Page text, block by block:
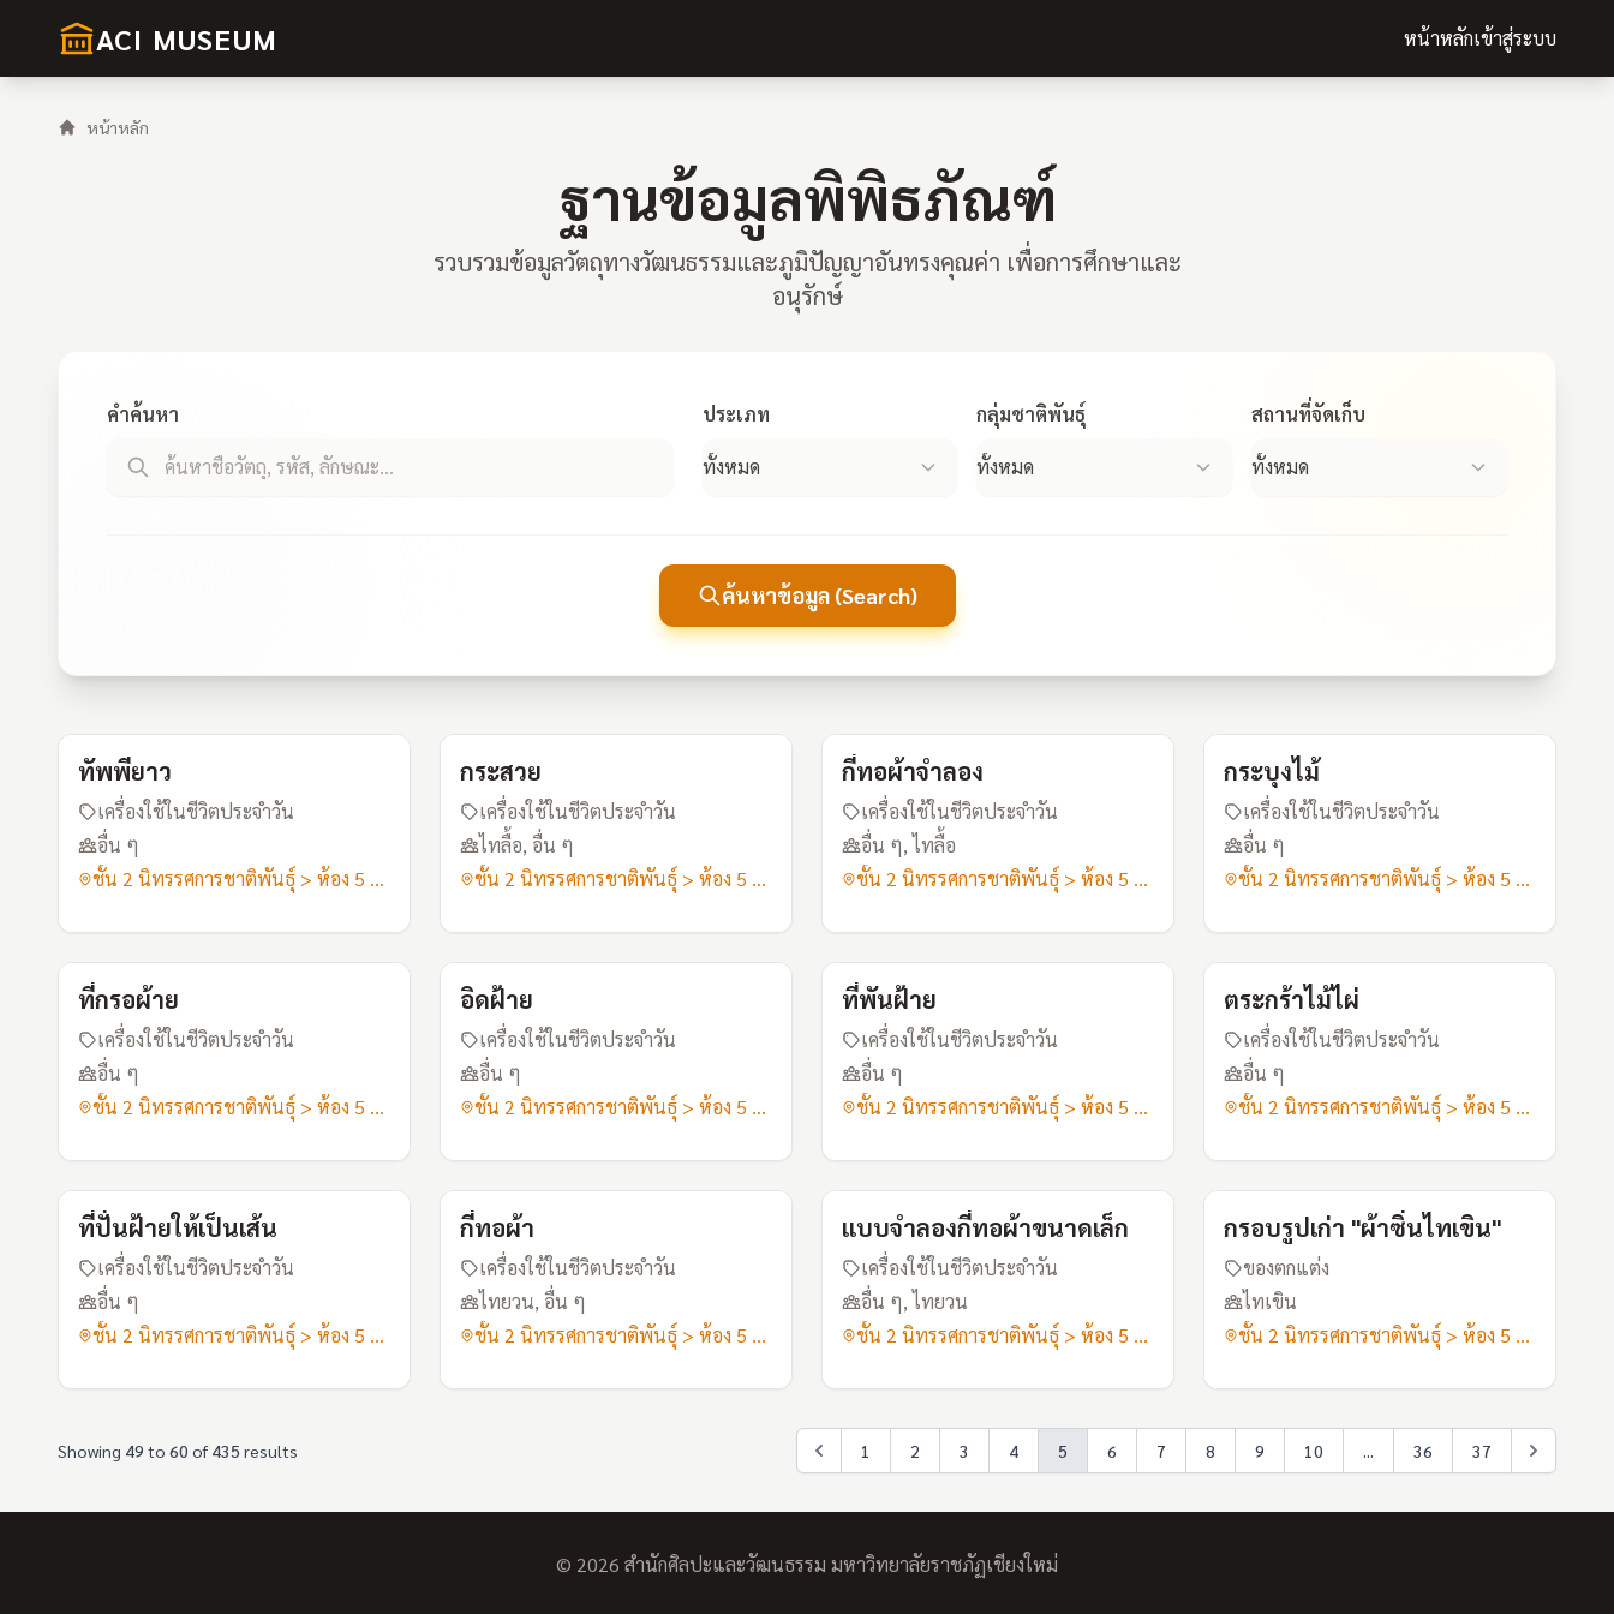
ACI MUSEUM หน้าหลักเข้าสู่ระบบ
หน้าหลัก
ฐานข้อมูลพิพิธภัณฑ์
รวบรวมข้อมูลวัตถุทางวัฒนธรรมและภูมิปัญญาอันทรงคุณค่า เพื่อการศึกษาและ
อนุรักษ์
คำค้นหา ประเภท กลุ่มชาติพันธุ์ สถานที่จัดเก็บ
ค้นหาข้อมูล (Search)
ทัพพียาว
เครื่องใช้ในชีวิตประจำวัน
อื่น ๆ
ชั้น 2 นิทรรศการชาติพันธุ์ > ห้อง 5 เสื้อผ้าอาภรณ์
กระสวย
เครื่องใช้ในชีวิตประจำวัน
ไทลื้อ, อื่น ๆ
ชั้น 2 นิทรรศการชาติพันธุ์ > ห้อง 5 เสื้อผ้าอาภรณ์
กี่ทอผ้าจำลอง
เครื่องใช้ในชีวิตประจำวัน
อื่น ๆ, ไทลื้อ
ชั้น 2 นิทรรศการชาติพันธุ์ > ห้อง 5 เสื้อผ้าอาภรณ์
กระบุงไม้
เครื่องใช้ในชีวิตประจำวัน
อื่น ๆ
ชั้น 2 นิทรรศการชาติพันธุ์ > ห้อง 5 เสื้อผ้าอาภรณ์
ที่กรอผ้าย
เครื่องใช้ในชีวิตประจำวัน
อื่น ๆ
ชั้น 2 นิทรรศการชาติพันธุ์ > ห้อง 5 เสื้อผ้าอาภรณ์
อิดฝ้าย
เครื่องใช้ในชีวิตประจำวัน
อื่น ๆ
ชั้น 2 นิทรรศการชาติพันธุ์ > ห้อง 5 เสื้อผ้าอาภรณ์
ที่พันฝ้าย
เครื่องใช้ในชีวิตประจำวัน
อื่น ๆ
ชั้น 2 นิทรรศการชาติพันธุ์ > ห้อง 5 เสื้อผ้าอาภรณ์
ตระกร้าไม้ไผ่
เครื่องใช้ในชีวิตประจำวัน
อื่น ๆ
ชั้น 2 นิทรรศการชาติพันธุ์ > ห้อง 5 เสื้อผ้าอาภรณ์
ที่ปั่นฝ้ายให้เป็นเส้น
เครื่องใช้ในชีวิตประจำวัน
อื่น ๆ
ชั้น 2 นิทรรศการชาติพันธุ์ > ห้อง 5 เสื้อผ้าอาภรณ์
กี่ทอผ้า
เครื่องใช้ในชีวิตประจำวัน
ไทยวน, อื่น ๆ
ชั้น 2 นิทรรศการชาติพันธุ์ > ห้อง 5 เสื้อผ้าอาภรณ์
แบบจำลองกี่ทอผ้าขนาดเล็ก
เครื่องใช้ในชีวิตประจำวัน
อื่น ๆ, ไทยวน
ชั้น 2 นิทรรศการชาติพันธุ์ > ห้อง 5 เสื้อผ้าอาภรณ์
กรอบรูปเก่า "ผ้าซิ่นไทเขิน"
ของตกแต่ง
ไทเขิน
ชั้น 2 นิทรรศการชาติพันธุ์ > ห้อง 5 เสื้อผ้าอาภรณ์
Showing 49 to 60 of435 results 1 2 3 4 5 6 7 8 9 10 ... 36 37
© 2026 สำนักศิลปะและวัฒนธรรม มหาวิทยาลัยราชภัฏเชียงใหม่